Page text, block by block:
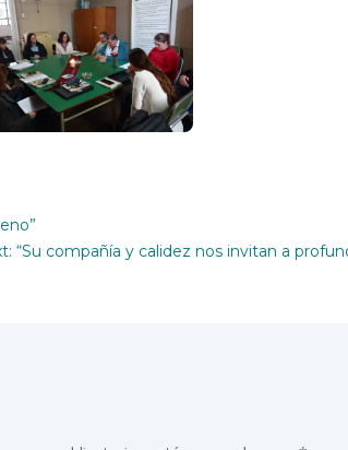
“Su compañía y calidez nos invitan a